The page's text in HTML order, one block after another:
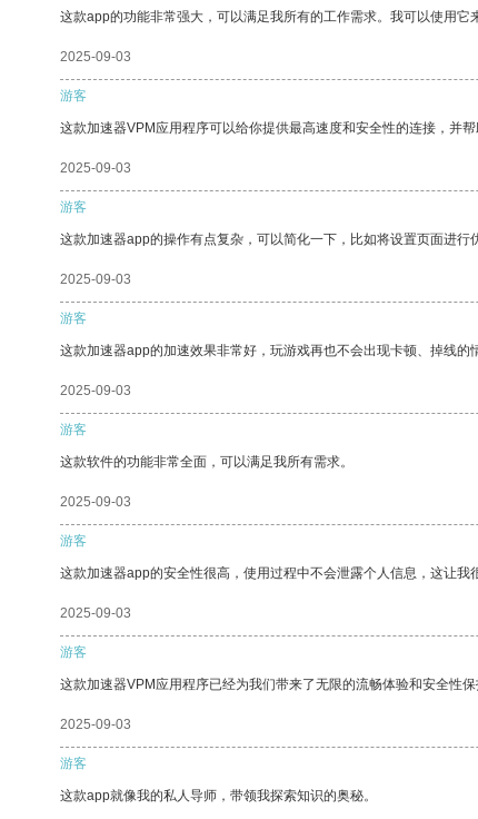
这款app的功能非常强大，可以满足我所有的工作需求。我可以使用它
2025-09-03
游客
这款加速器VPM应用程序可以给你提供最高速度和安全性的连接，并帮
2025-09-03
游客
这款加速器app的操作有点复杂，可以简化一下，比如将设置页面进行
2025-09-03
游客
这款加速器app的加速效果非常好，玩游戏再也不会出现卡顿、掉线
2025-09-03
游客
这款软件的功能非常全面，可以满足我所有需求。
2025-09-03
游客
这款加速器app的安全性很高，使用过程中不会泄露个人信息，这让
2025-09-03
游客
这款加速器VPM应用程序已经为我们带来了无限的流畅体验和安全性保
2025-09-03
游客
这款app就像我的私人导师，带领我探索知识的奥秘。